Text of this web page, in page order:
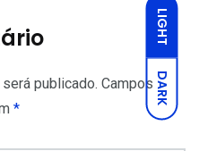
LIGHT
DARK
publicado. Campos
*